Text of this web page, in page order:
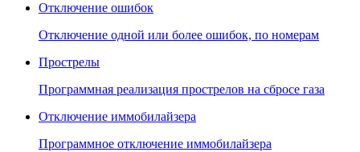
Отключение ошибок
Отключение одной или более ошибок, по номерам
Прострелы
Программная реализация прострелов на сбросе газа
Отключение иммобилайзера
Программное отключение иммобилайзера